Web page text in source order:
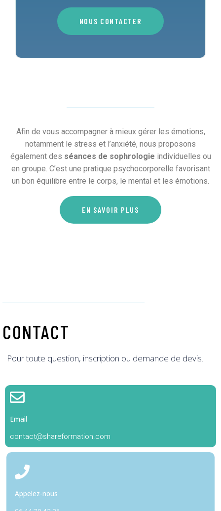
NOUS CONTACTER
Afin de vous accompagner à mieux gérer les émotions,
notamment le stress et l’anxiété, nous proposons
également des séances de sophrologie individuelles ou
en groupe. C’est une pratique psychocorporelle favorisant
un bon équilibre entre le corps, le mental et les émotions.
EN SAVOIR PLUS
CONTACT
Pour toute question, inscription ou demande de devis.
Email
contact@shareformation.com
Appelez-nous